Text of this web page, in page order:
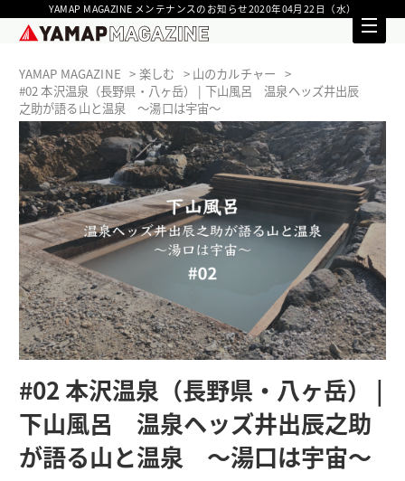
YAMAP MAGAZINE メンテナンスのお知らせ2020年04月22日（水）
YAMAP MAGAZINE 楽しむ
山のカルチャー
#02 本沢温泉（長野県・八ヶ岳） | 下山風呂 温泉ヘッズ井出辰
之助が語る山と温泉 〜湯口は宇宙〜
#02 本沢温泉（長野県・八ヶ岳） |
下山風呂 温泉ヘッズ井出辰之助
が語る山と温泉 〜湯口は宇宙〜